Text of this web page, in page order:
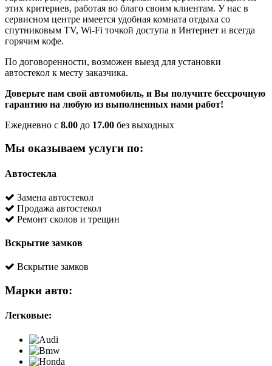
этих критериев, работая во благо своим клиентам. У нас в
сервисном центре имеется удобная комната отдыха со
спутниковым TV, Wi-Fi точкой доступа в Интернет и всегда
горячим кофе.
По договоренности, возможен выезд для установки
автостекол к месту заказчика.
Доверьте нам свой автомобиль, и Вы получите бессрочную
гарантию на любую из выполненных нами работ!
Ежедневно с 8.00 до 17.00 без выходных
Мы оказываем услуги по:
Автостекла
Замена автостекол
Продажа автостекол
Ремонт сколов и трещин
Вскрытие замков
Вскрытие замков
Марки авто:
Легковые: